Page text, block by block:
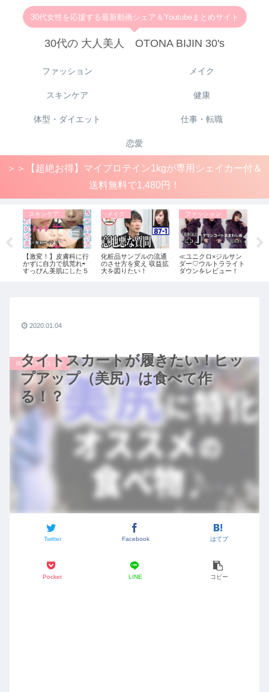
30代女性を応援する最新動画シェア＆Youtubeまとめサイト
30代の 大人美人 OTONA BIJIN 30's
ファッション メイク
スキンケア 健康
体型・ダイエット 仕事・転職
恋愛
＞＞【超絶お得】マイプロテイン1kgが専用シェイカー付＆
送料無料で1,480円！
スキンケア
【激変！】皮膚科に行
かずに自力で肌荒れ⇨
すっぴん美肌にした５
メイク
化粧品サンプルの流通
のさせ方を変え 収益拡
大を図りたい！
ファッション
≪ユニクロ×ジルサン
ダー♡ウルトラライト
ダウンをレビュー！
タイトスカートが履きたい！ヒッ
プアップ（美尻）は食べて作
る！？
体型・ダイエット
Twitter Facebook はてブ
Pocket LINE コピー
2020.01.04